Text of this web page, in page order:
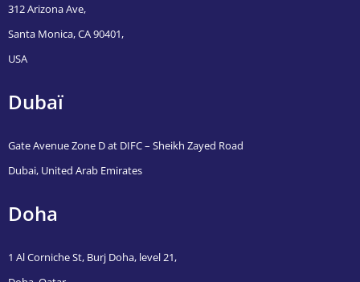
312 Arizona Ave,
Santa Monica, CA 90401,
USA
Dubaï
Gate Avenue Zone D at DIFC – Sheikh Zayed Road
Dubai, United Arab Emirates
Doha
1 Al Corniche St, Burj Doha, level 21,